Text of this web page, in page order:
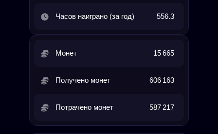
Часов наиграно (за год) 556.3
Монет 15 665
Получено монет 606 163
Потрачено монет 587 217